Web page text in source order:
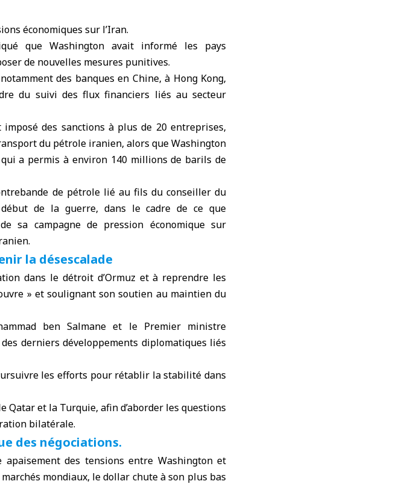
économiques sur l’Iran.
que Washington avait informé les pays
de nouvelles mesures punitives.
des banques en Chine, à Hong Kong,
du suivi des flux financiers liés au secteur
des sanctions à plus de 20 entreprises,
du pétrole iranien, alors que Washington
a permis à environ 140 millions de barils de
de pétrole lié au fils du conseiller du
de la guerre, dans le cadre de ce que
sa campagne de pression économique sur
la désescalade
dans le détroit d’Ormuz et à reprendre les
» et soulignant son soutien au maintien du
ben Salmane et le Premier ministre
derniers développements diplomatiques liés
les efforts pour rétablir la stabilité dans
et la Turquie, afin d’aborder les questions
bilatérale.
des négociations.
des tensions entre Washington et
mondiaux, le dollar chute à son plus bas